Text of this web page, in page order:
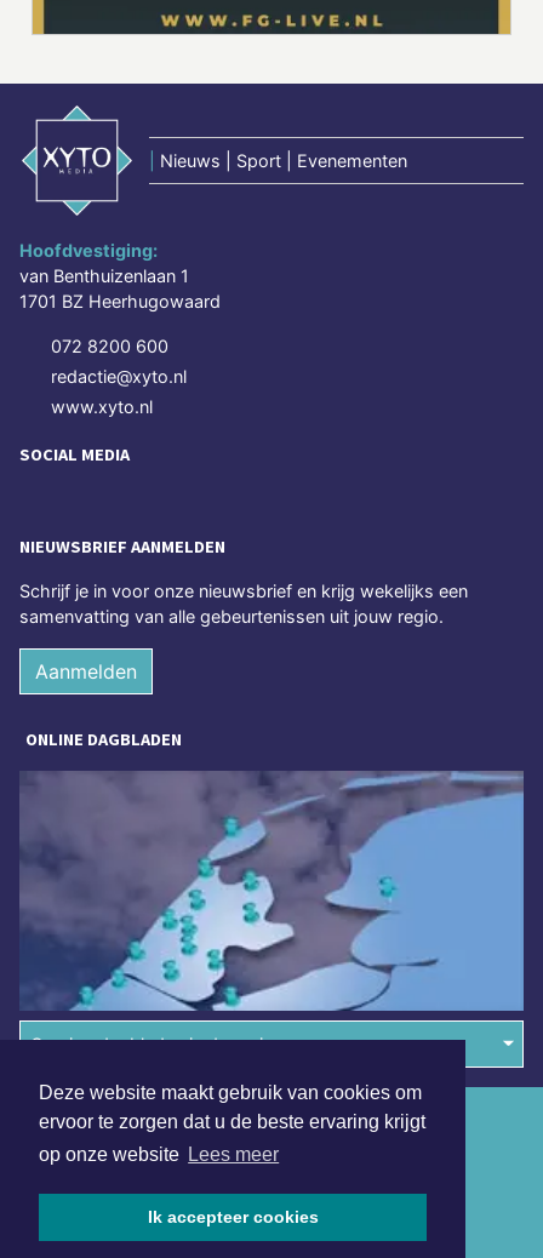
Deze website maakt gebruik van cookies om
ervoor te zorgen dat u de beste ervaring krijgt
op onze website Lees meer
Ik accepteer cookies
Nieuws | Sport | Evenementen
Hoofdvestiging:
van Benthuizenlaan 1
1701 BZ Heerhugowaard
072 8200 600
redactie@xyto.nl
www.xyto.nl
SOCIAL MEDIA
NIEUWSBRIEF AANMELDEN
Schrijf je in voor onze nieuwsbrief en krijg wekelijks een
samenvatting van alle gebeurtenissen uit jouw regio.
Aanmelden
ONLINE DAGBLADEN
Overige dagbladen in de regio
Algemene voorwaarden
Disclaimer